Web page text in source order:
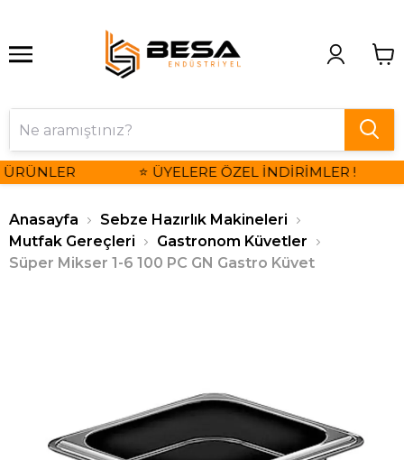
⭐ ÜYELERE ÖZEL İNDİRİMLER !
Anasayfa
Sebze Hazırlık Makineleri
Mutfak Gereçleri
Gastronom Küvetler
Süper Mikser 1-6 100 PC GN Gastro Küvet